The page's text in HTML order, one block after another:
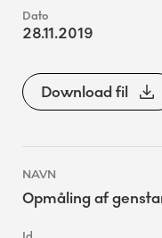
28.11.2019
Download fil
Opmåling af